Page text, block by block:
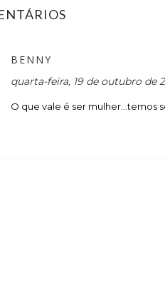
BENNY
quarta-feira, 19 de outubro de
O que vale é ser mulher...temos